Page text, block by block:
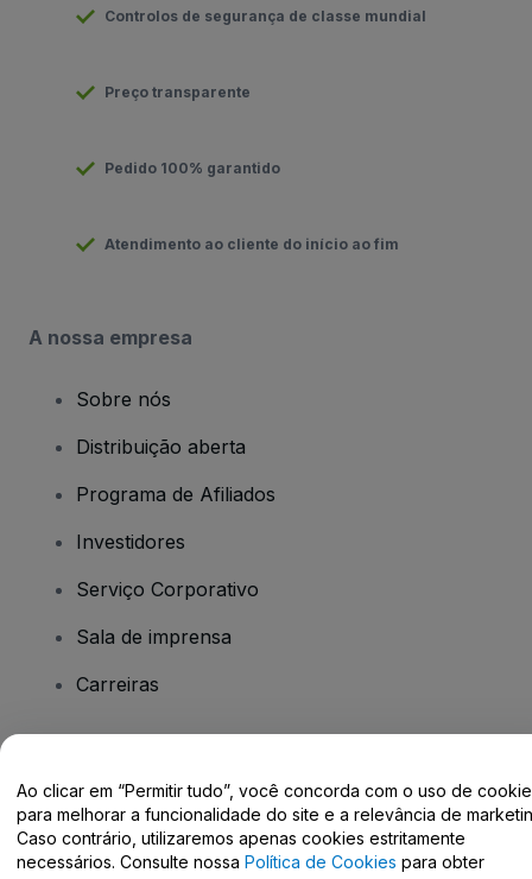
Controlos de segurança de classe mundial
Preço transparente
Pedido 100% garantido
Atendimento ao cliente do início ao fim
A nossa empresa
Sobre nós
Distribuição aberta
Programa de Afiliados
Investidores
Serviço Corporativo
Sala de imprensa
Carreiras
Centro de Ajuda / Fale Conosco
Ao clicar em “Permitir tudo”, você concorda com o uso de
para melhorar a funcionalidade do site e a relevância de
Caso contrário, utilizaremos apenas cookies estritamente
necessários. Consulte nossa Política de Cookies para obter